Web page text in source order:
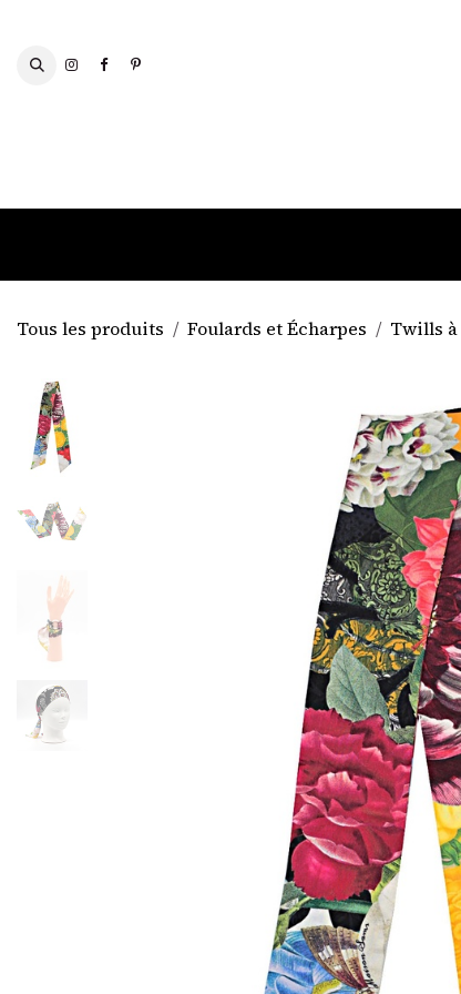
Tous les produits Foulards et Écharpes Twills à